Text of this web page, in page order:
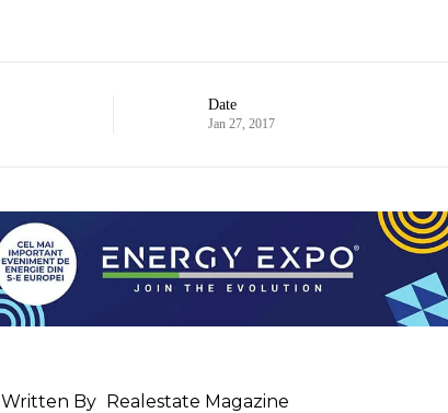
Date
Jan 27, 2017
Written By Realestate Magazine